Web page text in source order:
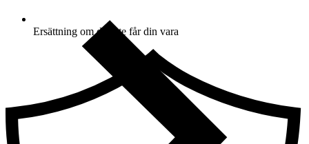
Ersättning om du inte får din vara